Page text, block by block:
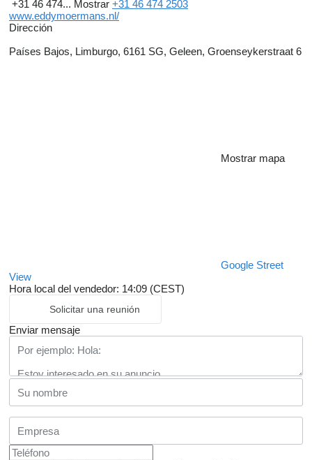
+31 46 474... Mostrar +31 46 474 2503
www.eddymoermans.nl/
Dirección
Países Bajos, Limburgo, 6161 SG, Geleen, Groenseykerstraat 6
Mostrar mapa
Google Street
View
Hora local del vendedor: 14:09 (CEST)
Solicitar una reunión
Enviar mensaje